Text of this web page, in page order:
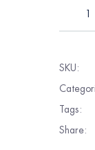
SKU:
Tags:
Share: